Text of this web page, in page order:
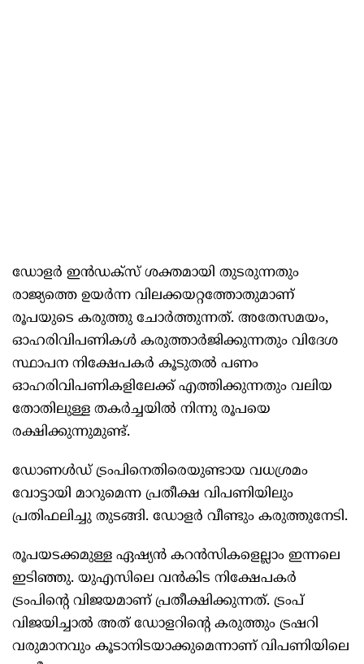
ഡോളർ ഇൻഡക്സ് ശക്തമായി തുടരുന്നതും
രാജ്യത്തെ ഉയർന്ന വിലക്കയറ്റത്തോതുമാണ്
രൂപയുടെ കരുത്തു ചോർത്തുന്നത്. അതേസമയം,
ഓഹരിവിപണികൾ കരുത്താർജിക്കുന്നതും വിദേശ
സ്ഥാപന നിക്ഷേപകർ കൂടുതൽ പണം
ഓഹരിവിപണികളിലേക്ക് എത്തിക്കുന്നതും വലിയ
തോതിലുള്ള തകർച്ചയിൽ നിന്നു രൂപയെ
രക്ഷിക്കുന്നുമുണ്ട്.
ഡോണൾഡ് ട്രംപിനെതിരെയുണ്ടായ വധശ്രമം
വോട്ടായി മാറുമെന്ന പ്രതീക്ഷ വിപണിയിലും
പ്രതിഫലിച്ചു തുടങ്ങി. ഡോളർ വീണ്ടും കരുത്തുനേടി.
രൂപയടക്കമുള്ള ഏഷ്യൻ കറൻസികളെല്ലാം ഇന്നലെ
ഇടിഞ്ഞു. യുഎസിലെ വൻകിട നിക്ഷേപകർ
ട്രംപിന്റെ വിജയമാണ് പ്രതീക്ഷിക്കുന്നത്. ട്രംപ്
വിജയിച്ചാൽ അത് ഡോളറിന്റെ കരുത്തും ട്രഷറി
വരുമാനവും കൂടാനിടയാക്കുമെന്നാണ് വിപണിയിലെ